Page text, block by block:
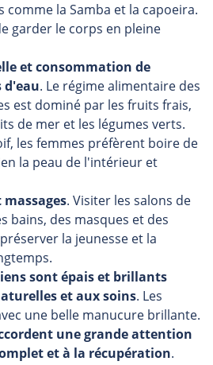
comme la Samba et la capoeira.
garder le corps en pleine
et consommation de
d'eau. Le régime alimentaire des
est dominé par les fruits frais,
de mer et les légumes verts.
les femmes préfèrent boire de
la peau de l'intérieur et
. Visiter les salons de
bains, des masques et des
la jeunesse et la
sont épais et brillants
et aux soins. Les
une belle manucure brillante.
une grande attention
et à la récupération.